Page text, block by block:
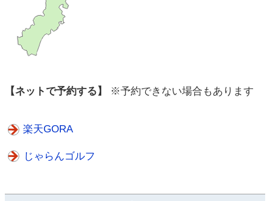
【ネットで予約する】 ※予約できない場合もあります
楽天GORA
じゃらんゴルフ